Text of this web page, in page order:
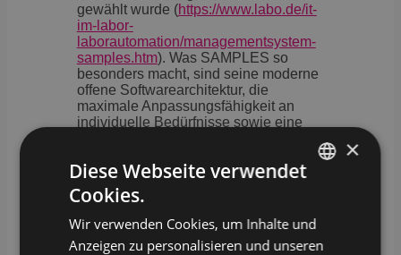
gewählt wurde (https://www.labo.de/it-
im-labor-
laborautomation/managementsystem-
samples.htm). Was SAMPLES so
besonders macht, sind seine moderne
offene Softwarearchitektur, die
maximale Anpassungsfähigkeit an
individuelle Bedürfnisse sowie eine
Laboralltag garantieren – auch bei
komplexen Laborprozessen. Mahr
dazu finden Sie hier:
https://samples.de/features
ENGLISH
×
Diese Webseite verwendet
Cookies.
Wir verwenden Cookies, um Inhalte und
Anzeigen zu personalisieren und unseren